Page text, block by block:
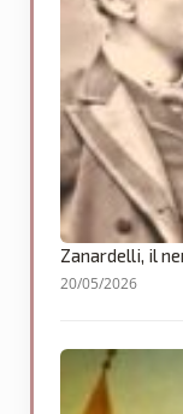
Zanardelli, il
20/05/2026